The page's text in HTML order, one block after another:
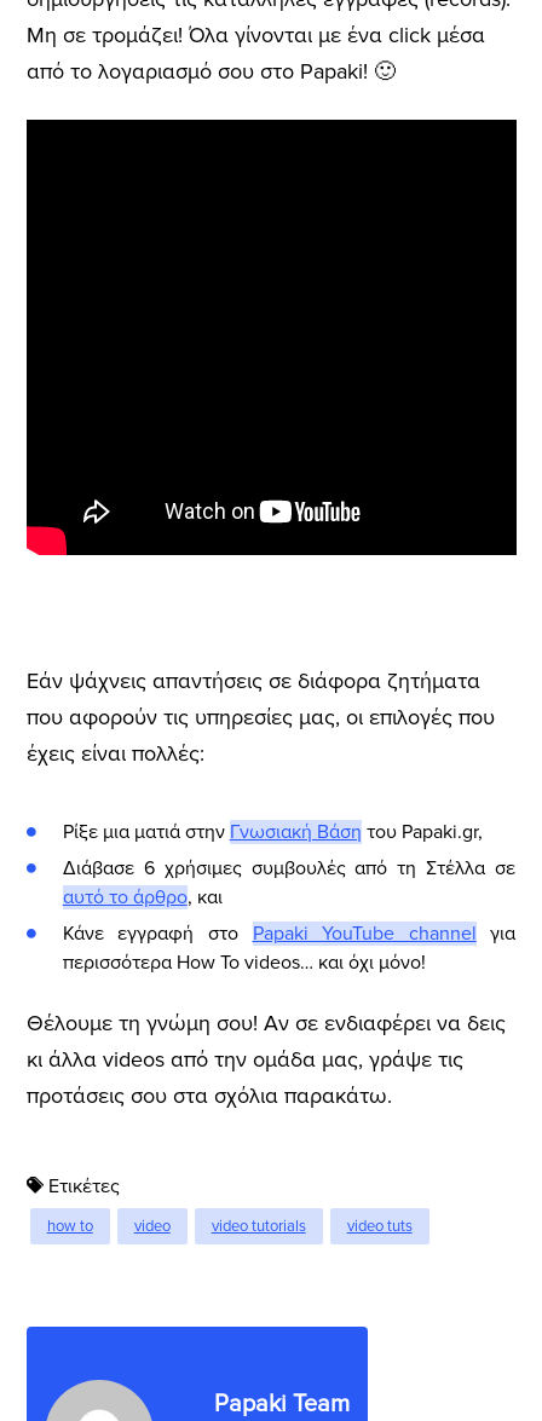
Μη σε τρομάζει! Όλα γίνονται με ένα click μέσα
από το λογαριασμό σου στο Papaki! 🙂
Εάν ψάχνεις απαντήσεις σε διάφορα ζητήματα
που αφορούν τις υπηρεσίες μας, οι επιλογές που
έχεις είναι πολλές:
Ρίξε μια ματιά στην Γνωσιακή Βάση του Papaki.gr,
Διάβασε 6 χρήσιμες συμβουλές από τη Στέλλα σε
αυτό το άρθρο, και
Κάνε εγγραφή στο Papaki YouTube channel για
περισσότερα How To videos… και όχι μόνο!
Θέλουμε τη γνώμη σου! Αν σε ενδιαφέρει να δεις
κι άλλα videos από την ομάδα μας, γράψε τις
προτάσεις σου στα σχόλια παρακάτω.
Ετικέτες
how to video video tutorials video tuts
Papaki Team